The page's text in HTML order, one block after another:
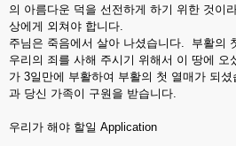
의 아름다운 덕을 선전하게 하기 위한 것이
상에게 외쳐야 합니다.
주님은 죽음에서 살아 나셨습니다. 부활의
우리의 죄를 사해 주시기 위해서 이 땅에
가 3일만에 부활하여 부활의 첫 열매가 되
과 당신 가족이 구원을 받습니다.
우리가 해야 할일 Application